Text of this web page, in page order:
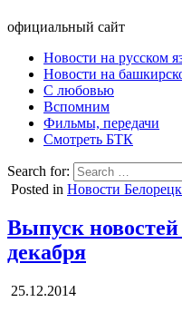
официальный сайт
Новости на русском
Новости на
С любовью
Вспомним
Фильмы, передачи
Смотреть БТК
Search for:
Posted in Новости
Выпуск
декабря
25.12.2014